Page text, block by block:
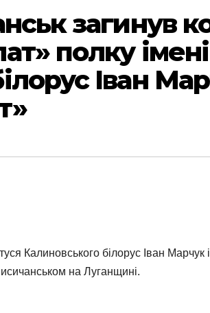
загинув
полку
Іван
Калиновського білорус Іван Марчук
на Луганщині.